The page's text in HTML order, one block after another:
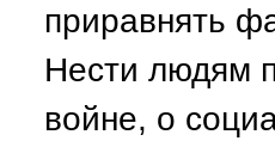
приравнять
Нести людям
войне, о